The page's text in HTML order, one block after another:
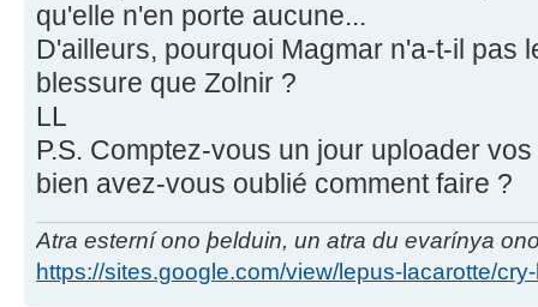
qu'elle n'en porte aucune...
D'ailleurs, pourquoi Magmar n'a-t-il pas
blessure que Zolnir ?
LL
P.S. Comptez-vous un jour uploader
bien avez-vous oublié comment faire ?
Atra esterní ono þelduin, un atra du evarínya
https://sites.google.com/view/lepus-lacarotte/